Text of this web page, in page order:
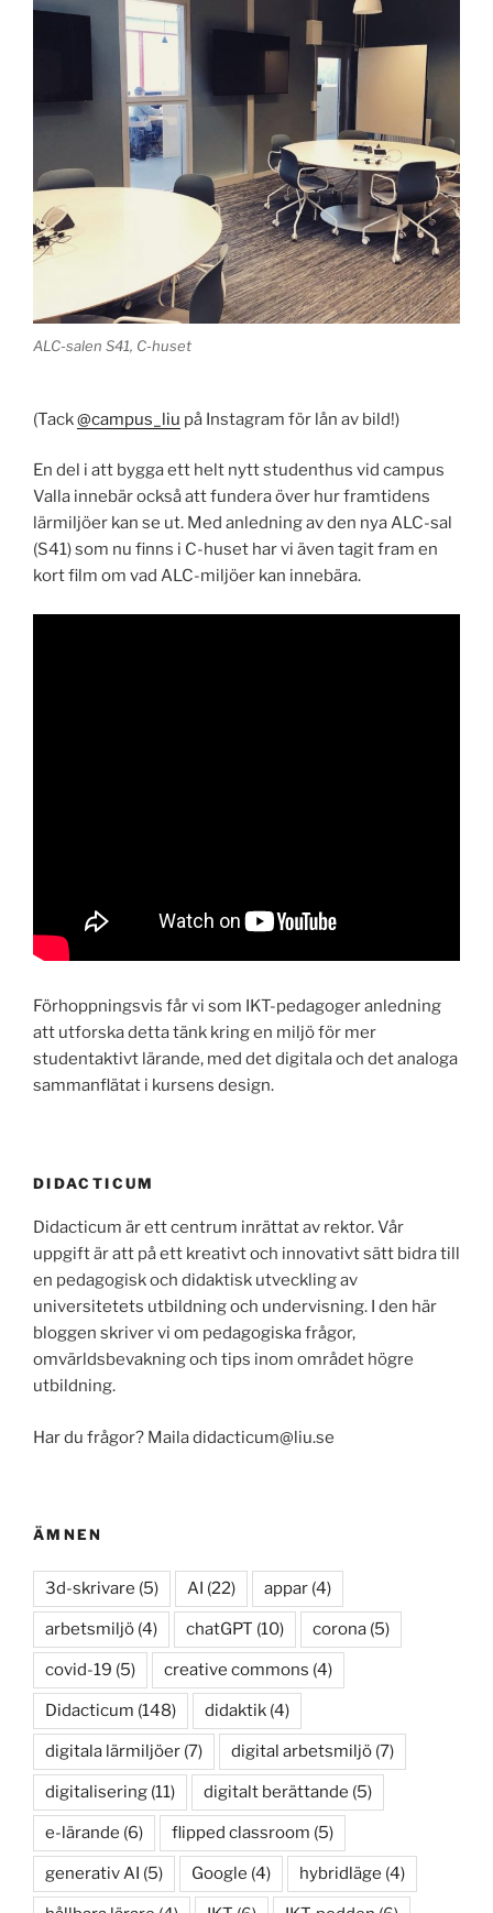
ALC-salen S41, C-huset
(Tack@campus_liu på Instagram för lån av bild!)
En del i att bygga ett helt nytt studenthus vid campus
Valla innebär också att fundera över hur framtidens
lärmiljöer kan se ut. Med anledning av den nya ALC-sal
(S41) som nu finns i C-huset har vi även tagit fram en
kort film om vad ALC-miljöer kan innebära.
Förhoppningsvis får vi som IKT-pedagoger anledning
att utforska detta tänk kring en miljö för mer
studentaktivt lärande, med det digitala och det analoga
sammanflätat i kursens design.
DIDACTICUM
Didacticum är ett centrum inrättat av rektor. Vår
uppgift är att på ett kreativt och innovativt sätt bidra till
en pedagogisk och didaktisk utveckling av
universitetets utbildning och undervisning. I den här
bloggen skriver vi om pedagogiska frågor,
omvärldsbevakning och tips inom området högre
utbildning.
Har du frågor? Maila didacticum@liu.se
ÄMNEN
3d-skrivare (5) AI (22) appar (4)
arbetsmiljö (4) chatGPT (10) corona (5)
covid-19 (5) creative commons (4)
Didacticum (148) didaktik (4)
digitala lärmiljöer (7) digital arbetsmiljö (7)
digitalisering (11) digitalt berättande (5)
e-lärande (6) flipped classroom (5)
generativ AI (5) Google (4) hybridläge (4)